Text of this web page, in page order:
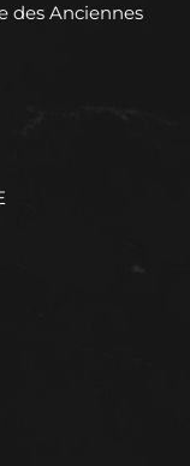
des Anciennes